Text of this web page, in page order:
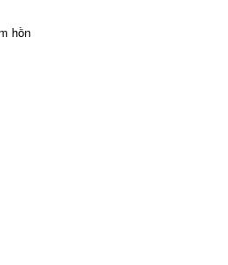
hồn